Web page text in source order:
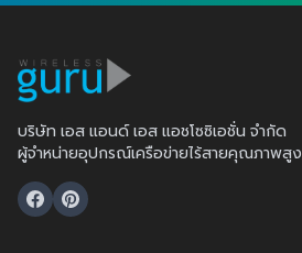
บริษัท เอส แอนด์ เอส แอชโซซิเอชั่น จำกัด
ผู้จำหน่ายอุปกรณ์เครือข่ายไร้สายคุณภาพสูง